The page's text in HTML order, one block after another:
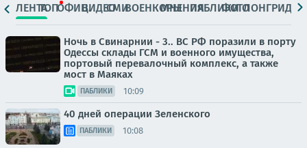
ЛЕНТАТОПОФИЦ.ВИДЕОСМИВОЕНКОРЫМНЕНИЯПАБЛИКИ
ФОТОЛОНГРИДЫ
Ночь в Свинарнии - 3.. ВС РФ поразили в порту
Одессы склады ГСМ и военного имущества,
портовый перевалочный комплекс, а также
мост в Маяках
ПАБЛИКИ 10:09
40 дней операции Зеленского
ПАБЛИКИ 10:08